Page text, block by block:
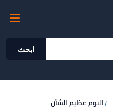
ابحث
البوم عظيم الشأن